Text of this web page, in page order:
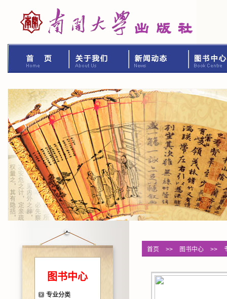
图书中心
专业分类
首页 >> 图书中心 >>